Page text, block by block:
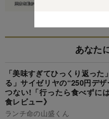
あなた
「美味すぎてひっくり返った
る」サイゼリヤの“250円デ
つない!「行ったら食べずに
食レビュー》
ランチ命の山盛くん